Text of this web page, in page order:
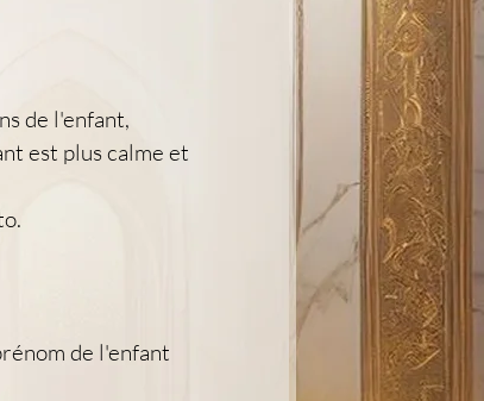
de l'enfant,
est plus calme et
de l'enfant